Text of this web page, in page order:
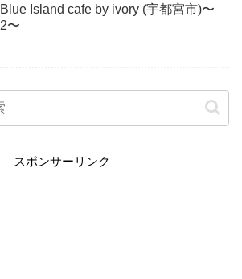
Blue Island cafe by ivory (宇都宮市)〜
2〜
スポンサーリンク